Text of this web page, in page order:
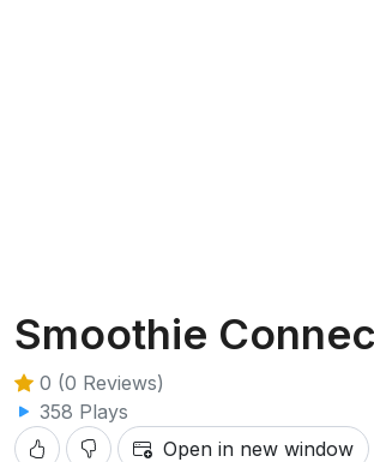
Smoothie
0 (0 Reviews)
358 Plays
Open in new window